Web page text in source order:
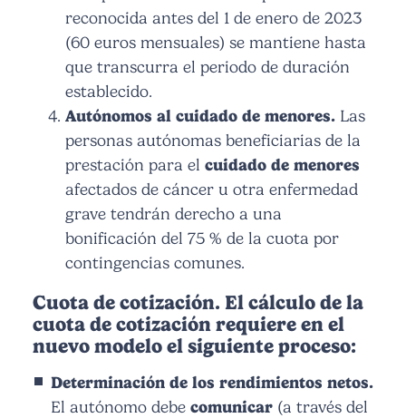
reconocida antes del 1 de enero de 2023
(60 euros mensuales) se mantiene hasta
que transcurra el periodo de duración
establecido.
Autónomos al cuidado de menores. Las
personas autónomas beneficiarias de la
prestación para el cuidado de menores
afectados de cáncer u otra enfermedad
grave tendrán derecho a una
bonificación del 75 % de la cuota por
contingencias comunes.
Cuota de cotización. El cálculo de la
cuota de cotización requiere en el
nuevo modelo el siguiente proceso:
Determinación de los rendimientos netos.
El autónomo debe comunicar (a través del